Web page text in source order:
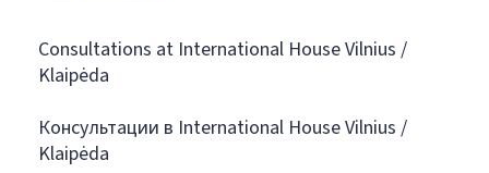
Consultations at International House Vilnius /
Klaipėda
Консультации в International House Vilnius /
Klaipėda